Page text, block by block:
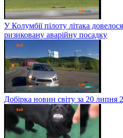
У Колумбії пілоту літака
ризиковану аварійну посадку
Добірка новин світу за 20 липня